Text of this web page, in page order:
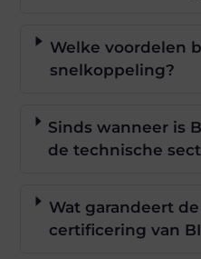
Welke voordelen
snelkoppeling?
Sinds wanneer is
de technische
Wat garandeert de
certificering van